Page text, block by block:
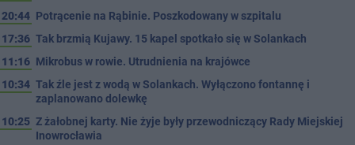
20:44 Potrącenie na Rąbinie. Poszkodowany w szpitalu
17:36 Tak brzmią Kujawy. 15 kapel spotkało się w Solankach
11:16 Mikrobus w rowie. Utrudnienia na krajówce
10:34 Tak źle jest z wodą w Solankach. Wyłączono fontannę i
zaplanowano dolewkę
10:25 Z żałobnej karty. Nie żyje były przewodniczący Rady Miejskiej
Inowrocławia